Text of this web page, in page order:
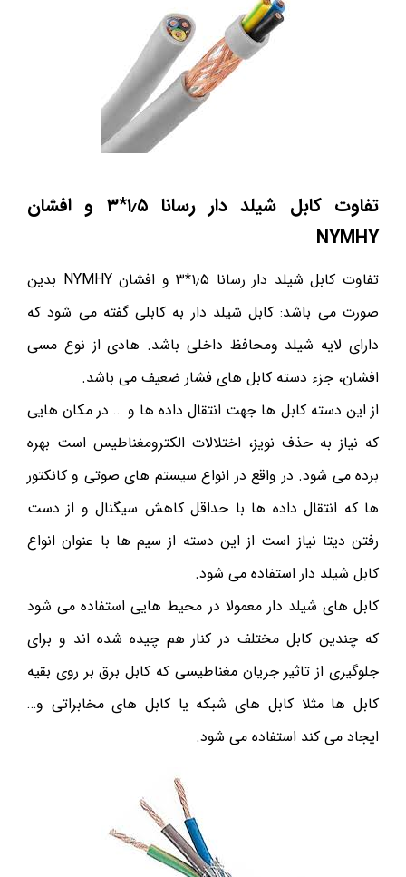
تفاوت کابل شیلد دار رسانا ۱٫۵*۳ و افشان
NYMHY
تفاوت کابل شیلد دار رسانا ۱٫۵*۳ و افشان NYMHY بدین
صورت می باشد: کابل شیلد دار به کابلی گفته می شود که
دارای لایه شیلد ومحافظ داخلی باشد. هادی از نوع مسی
افشان، جزء دسته کابل های فشار ضعیف می باشد.
از این دسته کابل ها جهت انتقال داده ها و … در مکان هایی
که نیاز به حذف نویز، اختلالات الکترومغناطیس است بهره
برده می شود. در واقع در انواع سیستم های صوتی و کانکتور
ها که انتقال داده ها با حداقل کاهش سیگنال و از دست
رفتن دیتا نیاز است از این دسته از سیم ها با عنوان انواع
کابل شیلد دار استفاده می شود.
کابل های شیلد دار معمولا در محیط هایی استفاده می شود
که چندین کابل مختلف در کنار هم چیده شده اند و برای
جلوگیری از تاثیر جریان مغناطیسی که کابل برق بر روی بقیه
کابل ها مثلا کابل های شبکه یا کابل های مخابراتی و…
ایجاد می کند استفاده می شود.